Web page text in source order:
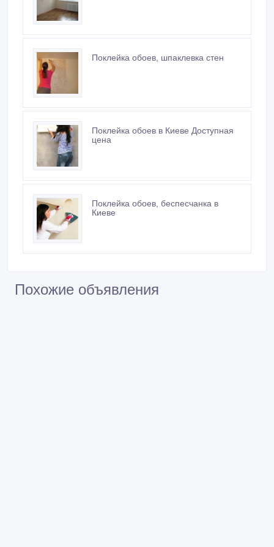
​Поклейка обоев, шпаклевка стен
Поклейка обоев в Киеве Доступная
цена
Поклейка обоев, беспесчанка в
Киеве
Похожие объявления